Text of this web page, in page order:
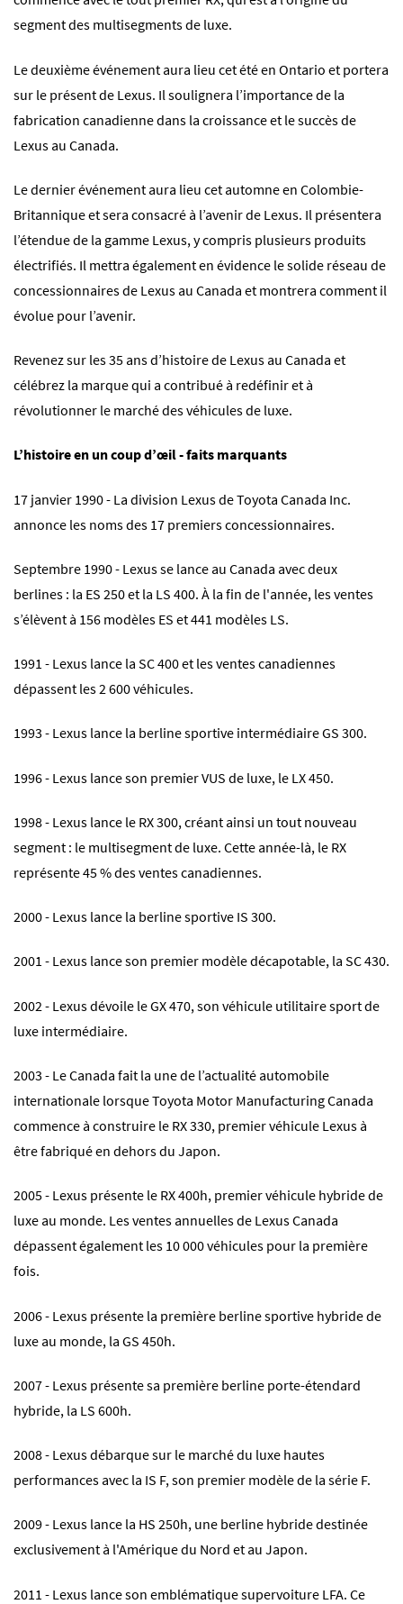
segment des multisegments de luxe.
Le deuxième événement aura lieu cet été en Ontario et portera
sur le présent de Lexus. Il soulignera l’importance de la
fabrication canadienne dans la croissance et le succès de
Lexus au Canada.
Le dernier événement aura lieu cet automne en Colombie-
Britannique et sera consacré à l’avenir de Lexus. Il présentera
l’étendue de la gamme Lexus, y compris plusieurs produits
électrifiés. Il mettra également en évidence le solide réseau de
concessionnaires de Lexus au Canada et montrera comment il
évolue pour l’avenir.
Revenez sur les 35 ans d’histoire de Lexus au Canada et
célébrez la marque qui a contribué à redéfinir et à
révolutionner le marché des véhicules de luxe.
L’histoire en un coup d’œil - faits marquants
17 janvier 1990 - La division Lexus de Toyota Canada Inc.
annonce les noms des 17 premiers concessionnaires.
Septembre 1990 - Lexus se lance au Canada avec deux
berlines : la ES 250 et la LS 400. À la fin de l'année, les ventes
s’élèvent à 156 modèles ES et 441 modèles LS.
1991 - Lexus lance la SC 400 et les ventes canadiennes
dépassent les 2 600 véhicules.
1993 - Lexus lance la berline sportive intermédiaire GS 300.
1996 - Lexus lance son premier VUS de luxe, le LX 450.
1998 - Lexus lance le RX 300, créant ainsi un tout nouveau
segment : le multisegment de luxe. Cette année-là, le RX
représente 45 % des ventes canadiennes.
2000 - Lexus lance la berline sportive IS 300.
2001 - Lexus lance son premier modèle décapotable, la SC 430.
2002 - Lexus dévoile le GX 470, son véhicule utilitaire sport de
luxe intermédiaire.
2003 - Le Canada fait la une de l’actualité automobile
internationale lorsque Toyota Motor Manufacturing Canada
commence à construire le RX 330, premier véhicule Lexus à
être fabriqué en dehors du Japon.
2005 - Lexus présente le RX 400h, premier véhicule hybride de
luxe au monde. Les ventes annuelles de Lexus Canada
dépassent également les 10 000 véhicules pour la première
fois.
2006 - Lexus présente la première berline sportive hybride de
luxe au monde, la GS 450h.
2007 - Lexus présente sa première berline porte-étendard
hybride, la LS 600h.
2008 - Lexus débarque sur le marché du luxe hautes
performances avec la IS F, son premier modèle de la série F.
2009 - Lexus lance la HS 250h, une berline hybride destinée
exclusivement à l'Amérique du Nord et au Japon.
2011 - Lexus lance son emblématique supervoiture LFA. Ce